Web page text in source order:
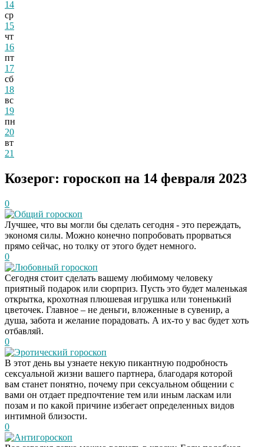
14
ср
15
чт
16
пт
17
сб
18
вс
19
пн
20
вт
21
Козерог: гороскоп на 14 февраля 2023
0
Общий гороскоп
Лучшее, что вы могли бы сделать сегодня - это переждать,
экономя силы. Можно конечно попробовать прорваться
прямо сейчас, но толку от этого будет немного.
0
Любовный гороскоп
Сегодня стоит сделать вашему любимому человеку
приятный подарок или сюрприз. Пусть это будет маленькая
открытка, крохотная плюшевая игрушка или тоненький
цветочек. Главное – не деньги, вложенные в сувенир, а
душа, забота и желание порадовать. А их-то у вас будет хоть
отбавляй.
0
Эротический гороскоп
В этот день вы узнаете некую пикантную подробность
сексуальной жизни вашего партнера, благодаря которой
вам станет понятно, почему при сексуальном общении с
вами он отдает предпочтение тем или иным ласкам или
позам и по какой причине избегает определенных видов
интимной близости.
0
Антигороскоп